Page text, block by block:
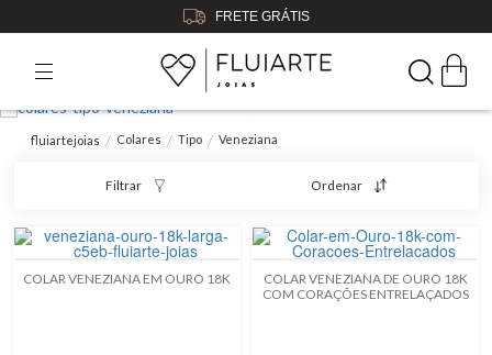
FRETE GRÁTIS
fluiartejoias Colares Tipo Veneziana
Filtrar Ordenar
COLAR VENEZIANA EM OURO 18K
COLAR VENEZIANA DE OURO 18K
COM CORAÇÕES ENTRELAÇADOS